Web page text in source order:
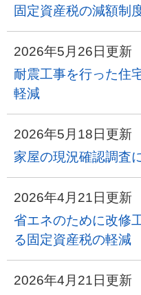
固定資産税の減額制
2026年5月26日更新
耐震工事を行った住
軽減
2026年5月18日更新
家屋の現況確認調査
2026年4月21日更新
省エネのために改修
る固定資産税の軽減
2026年4月21日更新